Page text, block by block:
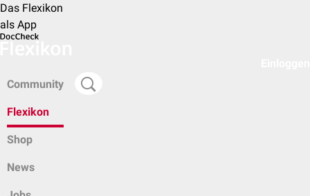
Das Flexikon
als App
Community
Flexikon
Shop
News